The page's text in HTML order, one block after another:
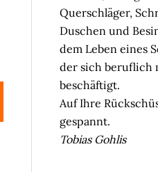
Querschläger,
Duschen und
dem Leben eines
der sich
beschäftigt.
Auf Ihre
gespannt.
Tobias Gohlis